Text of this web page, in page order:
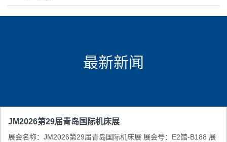
最新新闻
JM2026第29届青岛国际机床展
展会名称：JM2026第29届青岛国际机床展 展会号：E2馆-B188 展